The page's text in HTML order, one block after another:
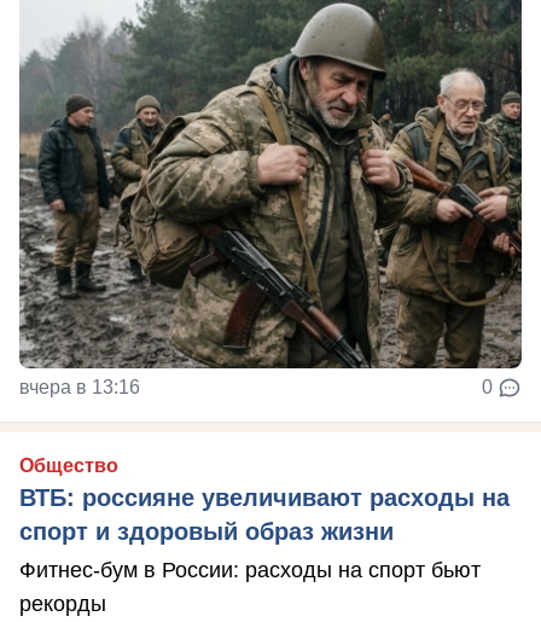
вчера в 13:16 0
Общество
ВТБ: россияне увеличивают расходы на
спорт и здоровый образ жизни
Фитнес-бум в России: расходы на спорт бьют
рекорды